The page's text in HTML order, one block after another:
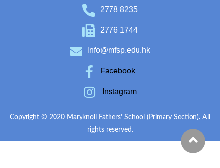
2778 8235
2776 1744
info@mfsp.edu.hk
Facebook
Instagram
Copyright © 2020 Maryknoll Fathers’ School (Primary Section). All
rights reserved.